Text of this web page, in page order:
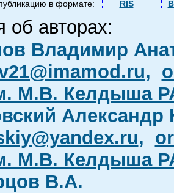
в формате: RIS
об авторах:
Владимир
,
М.В. Келдыша
,
М.В. Келдыша
В.А.